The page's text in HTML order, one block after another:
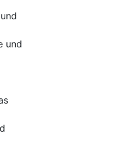
und